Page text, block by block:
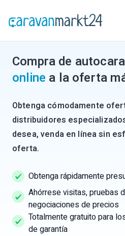
Compra de
online a la oferta
Obtenga cómodamente
distribuidores
desea, venda en línea sin
oferta.
Obtenga rápidamente
Ahórrese visitas, pruebas
negociaciones de precios
Totalmente gratuito para
de garantía